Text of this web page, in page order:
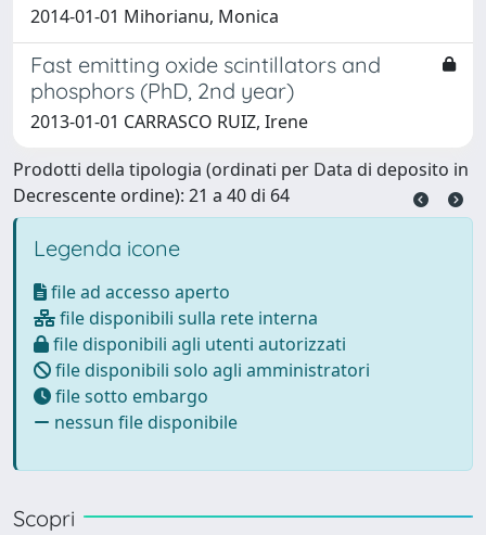
2014-01-01 Mihorianu, Monica
Fast emitting oxide scintillators and
phosphors (PhD, 2nd year)
2013-01-01 CARRASCO RUIZ, Irene
Prodotti della tipologia (ordinati per Data di deposito in
Decrescente ordine): 21 a 40 di 64
Legenda icone
file ad accesso aperto
file disponibili sulla rete interna
file disponibili agli utenti autorizzati
file disponibili solo agli amministratori
file sotto embargo
nessun file disponibile
Scopri